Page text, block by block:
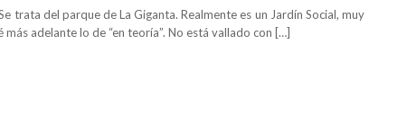
del parque de La Giganta. Realmente es un Jardín Social, muy
adelante lo de “en teoría”. No está vallado con […]